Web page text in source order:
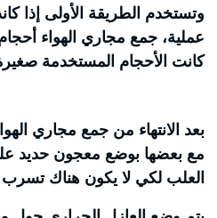
وتستخدم الطريقة الأولى إذا
عملية، جمع مجاري الهواء أحجام
كانت الأحجام المستخدمة
بعد الانتهاء من جمع مجاري
مع بعضها بوضع معجون حديد
العلب لكي لا يكون هناك تسرب